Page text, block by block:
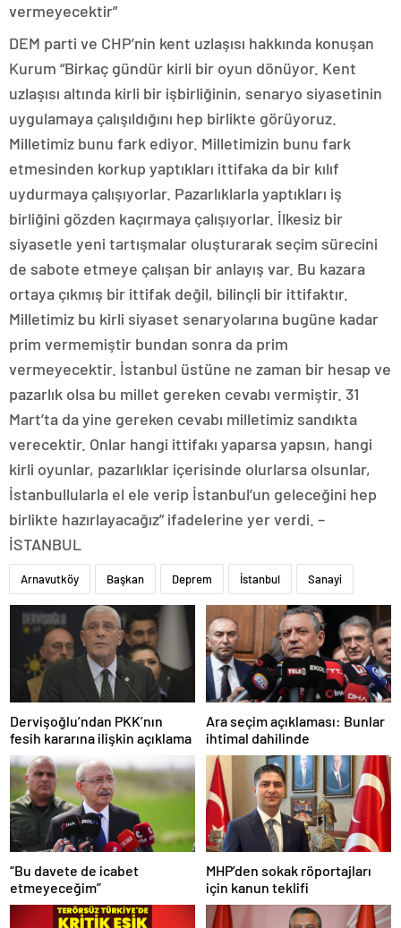
vermeyecektir”
DEM parti ve CHP’nin kent uzlaşısı hakkında konuşan
Kurum “Birkaç gündür kirli bir oyun dönüyor. Kent
uzlaşısı altında kirli bir işbirliğinin, senaryo siyasetinin
uygulamaya çalışıldığını hep birlikte görüyoruz.
Milletimiz bunu fark ediyor. Milletimizin bunu fark
etmesinden korkup yaptıkları ittifaka da bir kılıf
uydurmaya çalışıyorlar. Pazarlıklarla yaptıkları iş
birliğini gözden kaçırmaya çalışıyorlar. İlkesiz bir
siyasetle yeni tartışmalar oluşturarak seçim sürecini
de sabote etmeye çalışan bir anlayış var. Bu kazara
ortaya çıkmış bir ittifak değil, bilinçli bir ittifaktır.
Milletimiz bu kirli siyaset senaryolarına bugüne kadar
prim vermemiştir bundan sonra da prim
vermeyecektir. İstanbul üstüne ne zaman bir hesap ve
pazarlık olsa bu millet gereken cevabı vermiştir. 31
Mart’ta da yine gereken cevabı milletimiz sandıkta
verecektir. Onlar hangi ittifakı yaparsa yapsın, hangi
kirli oyunlar, pazarlıklar içerisinde olurlarsa olsunlar,
İstanbullularla el ele verip İstanbul’un geleceğini hep
birlikte hazırlayacağız” ifadelerine yer verdi. –
İSTANBUL
Arnavutköy Başkan Deprem İstanbul Sanayi
Dervişoğlu’ndan PKK’nın
fesih kararına ilişkin açıklama
Ara seçim açıklaması: Bunlar
ihtimal dahilinde
“Bu davete de icabet
etmeyeceğim”
MHP’den sokak röportajları
için kanun teklifi